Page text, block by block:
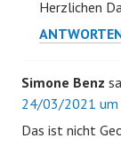
Herzlichen
Simone Benz
24/03/2021 um
Das ist nicht